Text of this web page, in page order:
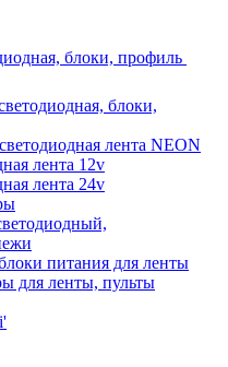
блоки, профиль
блоки,
лента NEON
лента 12v
лента 24v
питания для ленты
для ленты, пульты